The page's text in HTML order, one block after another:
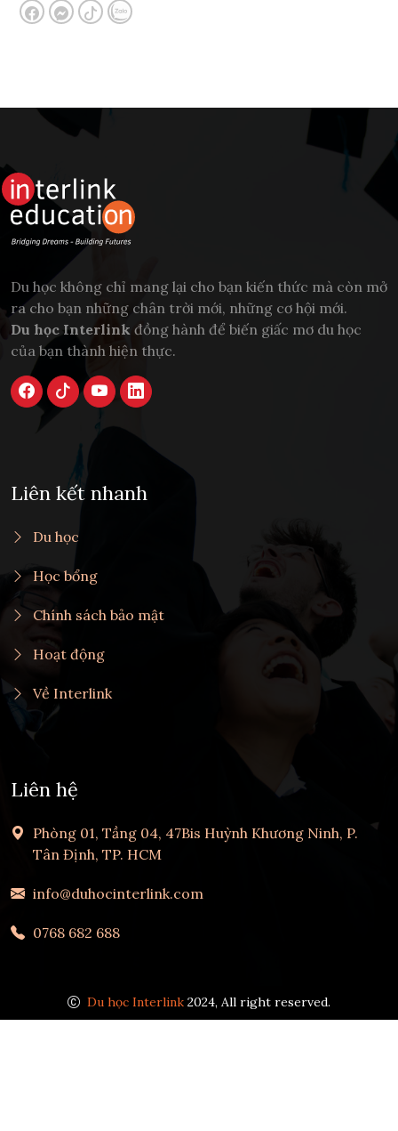
Du học không chỉ mang lại cho bạn kiến thức mà còn mở
ra cho bạn những chân trời mới, những cơ hội mới.
Du học Interlink đồng hành để biến giấc mơ du học
của bạn thành hiện thực.
Liên kết nhanh
Du học
Học bổng
Chính sách bảo mật
Hoạt động
Về Interlink
Liên hệ
Phòng 01, Tầng 04, 47Bis Huỳnh Khương Ninh, P.
Tân Định, TP. HCM
info@duhocinterlink.com
0768 682 688
Du học Interlink 2024, All right reserved.